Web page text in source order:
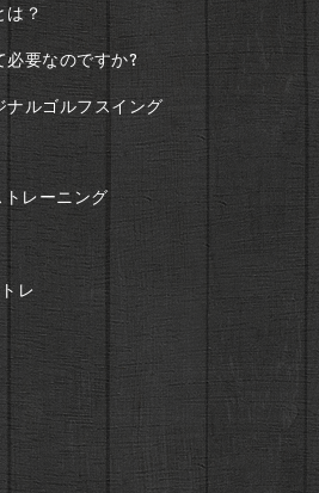
は？
必要なのですか?
ナルゴルフスイング
レーニング
レ